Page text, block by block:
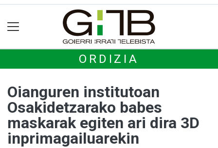
ORDIZIA
Oianguren institutoan
Osakidetzarako babes
maskarak egiten ari dira 3D
inprimagailuarekin